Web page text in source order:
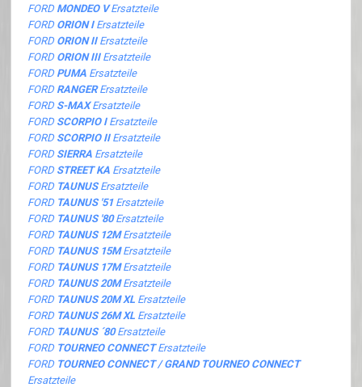
FORD MONDEO VErsatzteile
FORD ORION IErsatzteile
FORD ORION IIErsatzteile
FORD ORION IIIErsatzteile
FORD PUMA Ersatzteile
FORD RANGERErsatzteile
FORD S-MAXErsatzteile
FORD SCORPIO IErsatzteile
FORD SCORPIO IIErsatzteile
FORD SIERRA Ersatzteile
FORD STREET KA Ersatzteile
FORD TAUNUSErsatzteile
FORD TAUNUS '51Ersatzteile
FORD TAUNUS '80Ersatzteile
FORD TAUNUS 12MErsatzteile
FORD TAUNUS 15MErsatzteile
FORD TAUNUS 17MErsatzteile
FORD TAUNUS 20MErsatzteile
FORD TAUNUS 20M XL Ersatzteile
FORD TAUNUS 26M XL Ersatzteile
FORD TAUNUS ´80Ersatzteile
FORD TOURNEO CONNECTErsatzteile
FORD TOURNEO CONNECT / GRAND TOURNEO CONNECT
Ersatzteile